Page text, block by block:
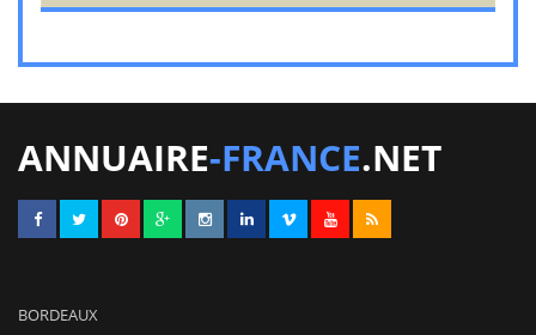
ANNUAIRE-FRANCE.NET
BORDEAUX